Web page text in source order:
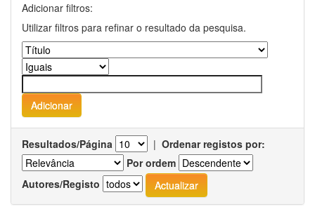
Adicionar filtros:
Utilizar filtros para refinar o resultado da pesquisa.
Resultados/Página | Ordenar registos por:
Por ordem
Autores/Registo